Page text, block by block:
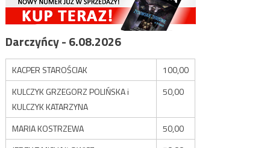
Darczyńcy - 6.08.2026
KACPER STAROŚCIAK
100,00
KULCZYK GRZEGORZ POLIŃSKA i
KULCZYK KATARZYNA
50,00
MARIA KOSTRZEWA
50,00